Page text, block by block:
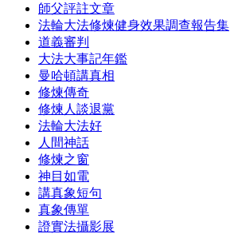
師父評註文章
法輪大法修煉健身效果調查報告集
道義審判
大法大事記年鑑
曼哈頓講真相
修煉傳奇
修煉人談退黨
法輪大法好
人間神話
修煉之窗
神目如電
講真象短句
真象傳單
證實法攝影展